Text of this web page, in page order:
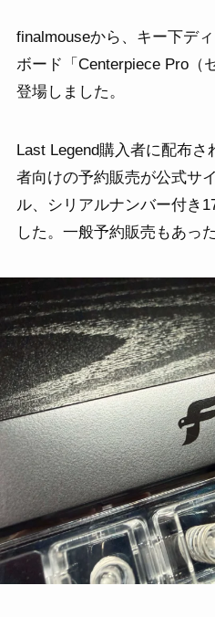
finalmouseから、キー下デ
ボード「Centerpiece Pro（
登場しました。
Last Legend購入者に配布
者向けの予約販売が公式サ
ル、シリアルナンバー付き
した。一般予約販売もあっ